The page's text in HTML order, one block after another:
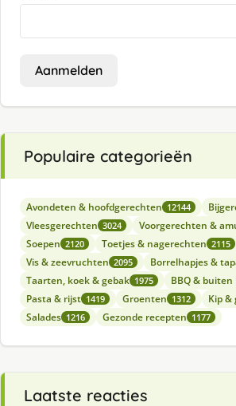
Aanmelden
Populaire categorieën
Avondeten & hoofdgerechten 12144
Vleesgerechten 3024 Voorgerechten &
Soepen 2120 Toetjes & nagerechten 2115
Vis & zeevruchten 2095 Borrelhapjes &
Taarten, koek & gebak 1975 BBQ & buiten
Pasta & rijst 1419 Groenten 1312 Kip &
Salades 1216 Gezonde recepten 1177
Laatste reacties